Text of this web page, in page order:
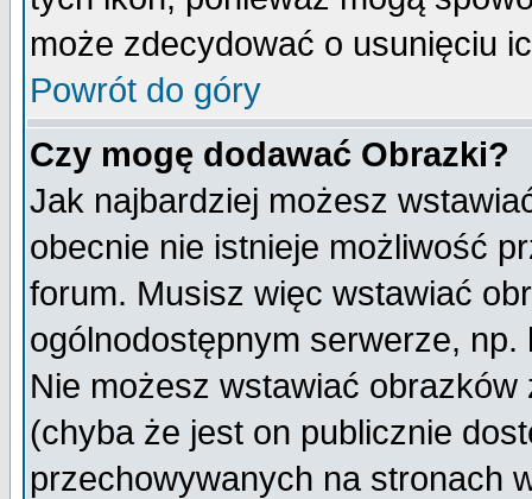
może zdecydować o usunięciu
Powrót do góry
Czy mogę dodawać Obrazki?
Jak najbardziej możesz
obecnie nie istnieje możliwość
forum. Musisz więc wstawiać
ogólnodostępnym serwerze,
Nie możesz wstawiać
(chyba że jest on publicznie
przechowywanych na stronach